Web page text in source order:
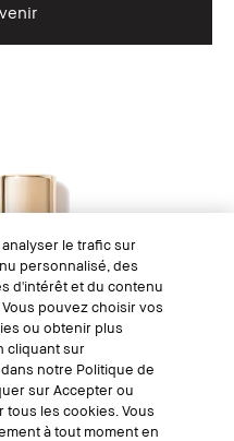
le trafic sur
personnalisé, des
d'intérêt et du contenu
pouvez choisir vos
ou obtenir plus
cliquant sur
notre Politique de
sur Accepter ou
les cookies. Vous
à tout moment en